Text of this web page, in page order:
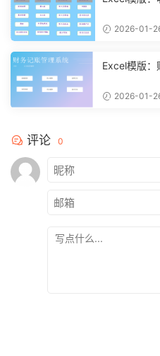
2026-01-
Excel模版：
2026-01-
评论 0